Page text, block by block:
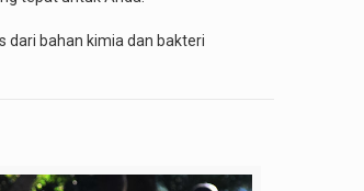
dari bahan kimia dan bakteri